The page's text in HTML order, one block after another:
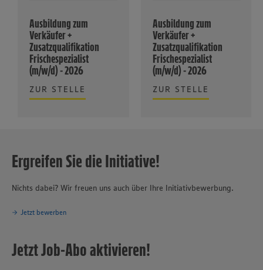
Ausbildung zum
Verkäufer +
Zusatzqualifikation
Frischespezialist
(m/w/d) - 2026
ZUR STELLE
Ausbildung zum
Verkäufer +
Zusatzqualifikation
Frischespezialist
(m/w/d) - 2026
ZUR STELLE
Ergreifen Sie die Initiative!
Nichts dabei? Wir freuen uns auch über Ihre Initiativbewerbung.
Jetzt bewerben
Jetzt Job-Abo aktivieren!